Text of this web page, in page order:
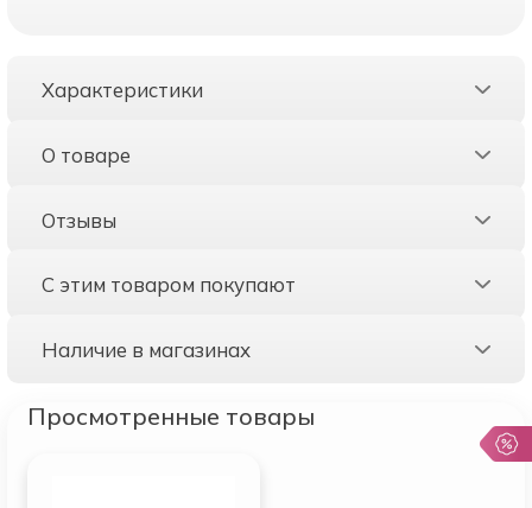
Характеристики
О товаре
Отзывы
С этим товаром покупают
Наличие в магазинах
Просмотренные товары